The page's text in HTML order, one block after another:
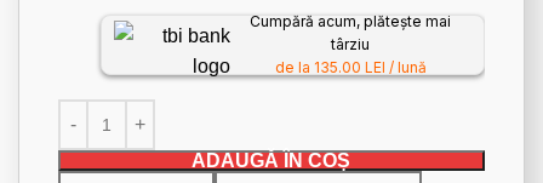
ADAUGĂ ÎN COȘ
Cumpără acum, plătește mai
târziu
de la 135.00 LEI / lună